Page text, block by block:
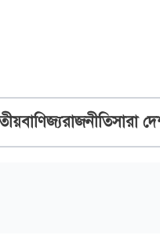
বাণিজ্যরাজনীতিসারা